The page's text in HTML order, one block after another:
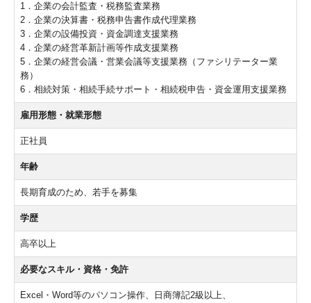
会社案内
ご挨拶
アクセスマップ
採用情報
1．企業の会計監査・税務監査業務
2．企業の決算書・税務申告書作成代理業務
3．企業の設備投資・資金調達支援業務
4．企業の経営革新計画等作成支援業務
5．企業の経営会議・営業会議等支援業務（ファシリテーター業
務）
6．相続対策・相続手続サポート・相続税申告・資金運用支援業務
雇用形態・就業形態
正社員
年齢
長期育成のため、若手を募集
学歴
高卒以上
必要なスキル・資格・免許
Excel・Word等のパソコン操作、日商簿記2級以上、